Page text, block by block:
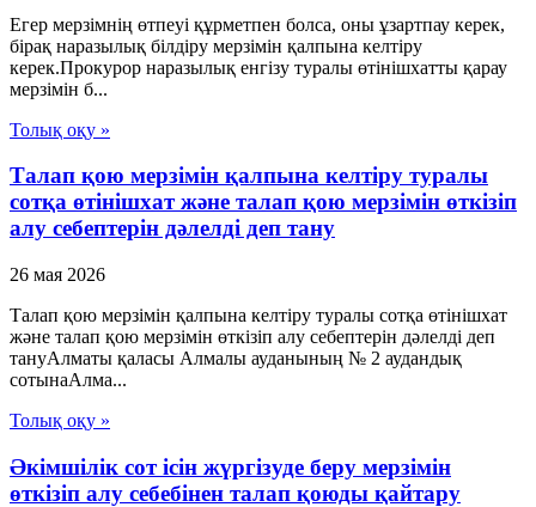
Егер мерзімнің өтпеуі құрметпен болса, оны ұзартпау керек,
бірақ наразылық білдіру мерзімін қалпына келтіру
керек.Прокурор наразылық енгізу туралы өтінішхатты қарау
мерзімін б...
Толық оқу »
Талап қою мерзімін қалпына келтіру туралы
сотқа өтінішхат және талап қою мерзімін өткізіп
алу себептерін дәлелді деп тану
26 мая 2026
Талап қою мерзімін қалпына келтіру туралы сотқа өтінішхат
және талап қою мерзімін өткізіп алу себептерін дәлелді деп
тануАлматы қаласы Алмалы ауданының № 2 аудандық
сотынаАлма...
Толық оқу »
Әкімшілік сот ісін жүргізуде беру мерзімін
өткізіп алу себебінен талап қоюды қайтару